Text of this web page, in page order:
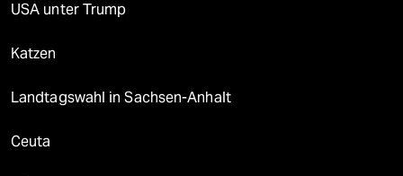
USA unter Trump
Katzen
Landtagswahl in Sachsen-Anhalt
Ceuta